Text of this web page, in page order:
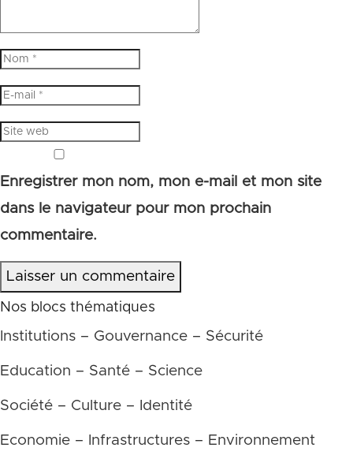
Enregistrer mon nom, mon e-mail et mon site
dans le navigateur pour mon prochain
commentaire.
Laisser un commentaire
Nos blocs thématiques
Institutions – Gouvernance – Sécurité
Education – Santé – Science
Société – Culture – Identité
Economie – Infrastructures – Environnement